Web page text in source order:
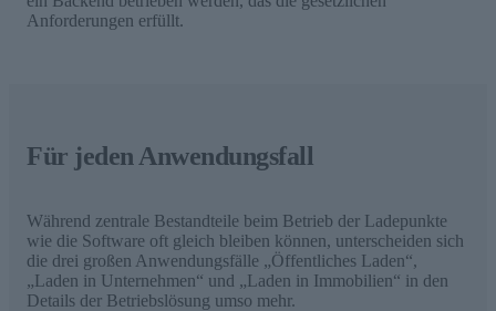
Anforderungen erfüllt.
Für jeden Anwendungsfall
Während zentrale Bestandteile beim Betrieb der Ladepunkte
wie die Software oft gleich bleiben können, unterscheiden sich
die drei großen Anwendungsfälle „Öffentliches Laden“,
„Laden in Unternehmen“ und „Laden in Immobilien“ in den
Details der Betriebslösung umso mehr. ​